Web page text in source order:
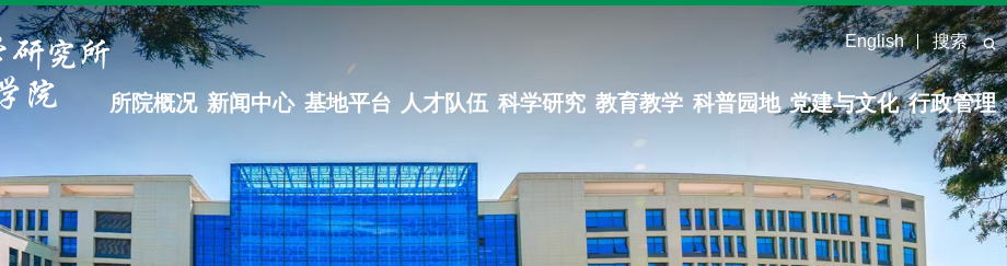
English 搜索
所院概况 新闻中心 基地平台 人才队伍 科学研究 教育教学 科普园地 党建与文化 行政管理